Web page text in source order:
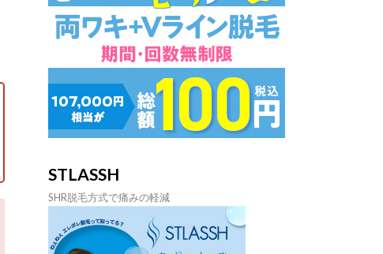
STLASSH
SHR脱毛方式で痛みの軽減